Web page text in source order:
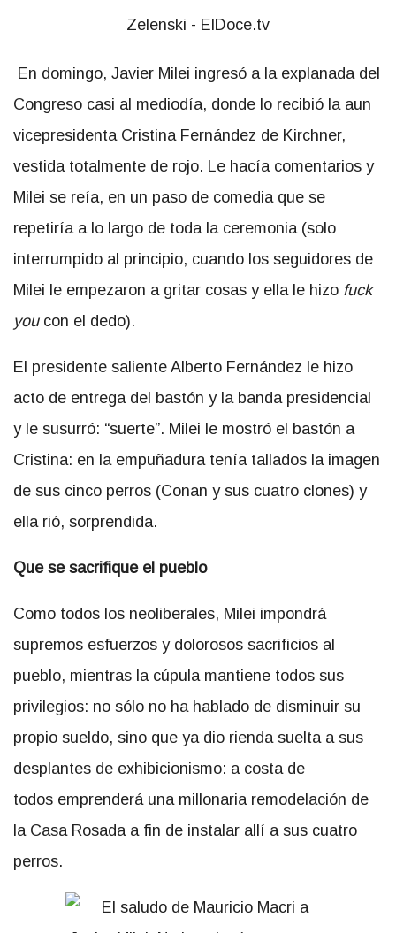
En domingo, Javier Milei ingresó a la explanada del
Congreso casi al mediodía, donde lo recibió la aun
vicepresidenta Cristina Fernández de Kirchner,
vestida totalmente de rojo. Le hacía comentarios y
Milei se reía, en un paso de comedia que se
repetiría a lo largo de toda la ceremonia (solo
interrumpido al principio, cuando los seguidores de
Milei le empezaron a gritar cosas y ella le hizo fuck
youcon el dedo).
El presidente saliente Alberto Fernández le hizo
acto de entrega del bastón y la banda presidencial
y le susurró: “suerte”. Milei le mostró el bastón a
Cristina: en la empuñadura tenía tallados la imagen
de sus cinco perros (Conan y sus cuatro clones) y
ella rió, sorprendida.
Que se sacrifique el pueblo
Como todos los neoliberales, Milei impondrá
supremos esfuerzos y dolorosos sacrificios al
pueblo, mientras la cúpula mantiene todos sus
privilegios: no sólo no ha hablado de disminuir su
propio sueldo, sino que ya dio rienda suelta a sus
desplantes de exhibicionismo: a costa de
todos emprenderá una millonaria remodelación de
la Casa Rosada a fin de instalar allí a sus cuatro
perros.